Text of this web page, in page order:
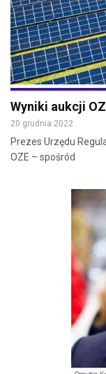
Wyniki aukcji
20 grudnia 2022
Prezes Urzędu
OZE – spośród